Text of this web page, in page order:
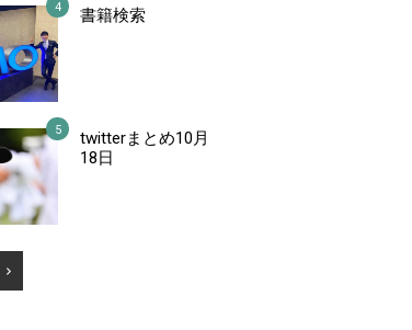
書籍検索
twitterまとめ10月
18日